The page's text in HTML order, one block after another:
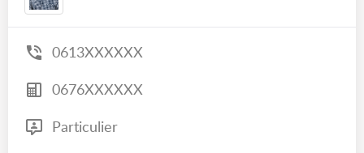
0613XXXXXX
0676XXXXXX
Particulier